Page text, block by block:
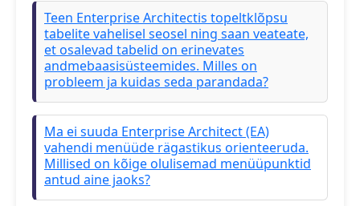
Teen Enterprise Architectis topeltklõpsu
tabelite vahelisel seosel ning saan veateate,
et osalevad tabelid on erinevates
andmebaasisüsteemides. Milles on
probleem ja kuidas seda parandada?
Ma ei suuda Enterprise Architect (EA)
vahendi menüüde rägastikus orienteeruda.
Millised on kõige olulisemad menüüpunktid
antud aine jaoks?